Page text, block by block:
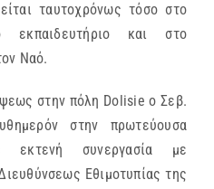
ταυτοχρόνως τόσο στο
εκπαιδευτήριο και στο
Ναό.
στην πόλη Dolisie ο Σεβ.
στην πρωτεύουσα
εκτενή συνεργασία με
Εθιμοτυπίας της